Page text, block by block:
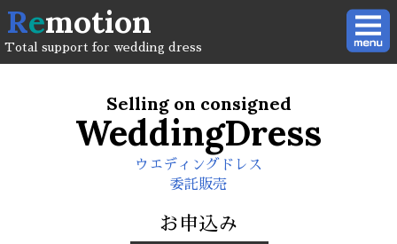
Remotion
Total support for wedding dress
Selling on consigned
WeddingDress
ウエディングドレス
委託販売
お申込み